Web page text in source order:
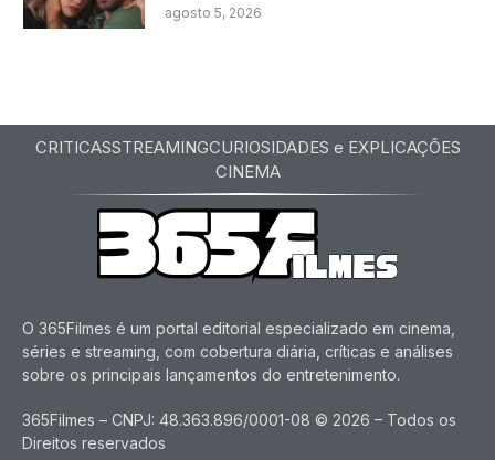
agosto 5, 2026
CRITICASSTREAMINGCURIOSIDADES e EXPLICAÇÕES
CINEMA
O 365Filmes é um portal editorial especializado em cinema,
séries e streaming, com cobertura diária, críticas e análises
sobre os principais lançamentos do entretenimento.
365Filmes – CNPJ: 48.363.896/0001-08 © 2026 – Todos os
Direitos reservados